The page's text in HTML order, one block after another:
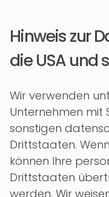
Hinweis zur
die USA und
Wir verwenden
Unternehmen mit
sonstigen
Drittstaaten.
können Ihre
Drittstaaten
werden. Wir